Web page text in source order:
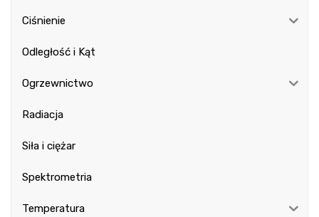
Ciśnienie
Odległość i Kąt
Ogrzewnictwo
Radiacja
Siła i ciężar
Spektrometria
Temperatura